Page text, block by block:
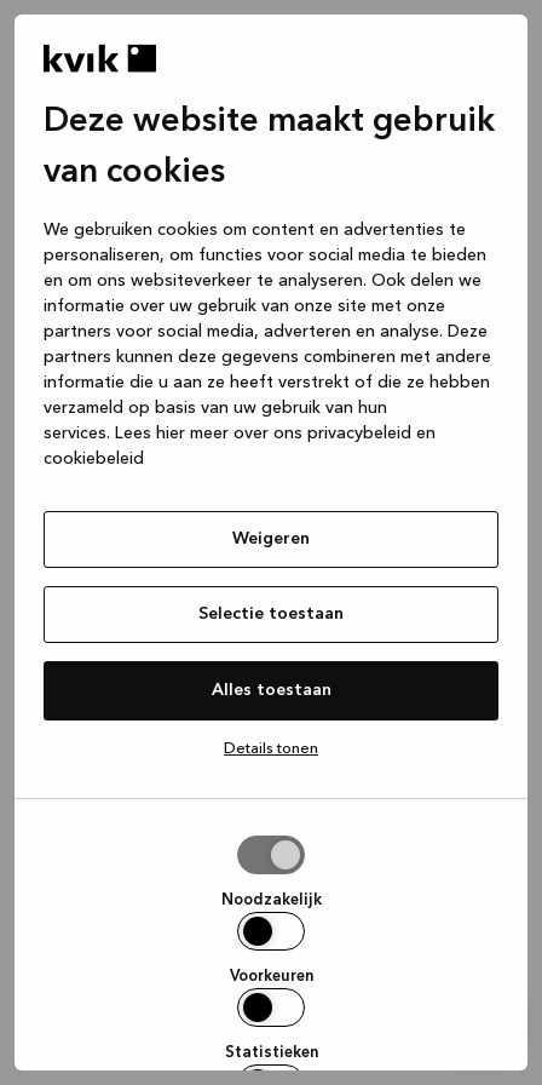
Deze website maakt gebruik
van cookies
We gebruiken cookies om content en advertenties te
personaliseren, om functies voor social media te bieden
en om ons websiteverkeer te analyseren. Ook delen we
informatie over uw gebruik van onze site met onze
partners voor social media, adverteren en analyse. Deze
partners kunnen deze gegevens combineren met andere
informatie die u aan ze heeft verstrekt of die ze hebben
verzameld op basis van uw gebruik van hun
services. Lees hier meer over ons privacybeleid en
cookiebeleid
Weigeren
Selectie toestaan
Alles toestaan
Details tonen
Noodzakelijk
Voorkeuren
Statistieken
(see the browser console for more
information).